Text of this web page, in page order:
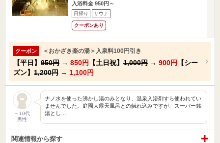
入浴料金 950円～
日帰り サウナ
クーポンあり
クーポン ＜おかざき楽の湯＞入泉料100円引き
【平日】 950円 → 850円 【土日祝】 1,000円 → 900円
【シー
ズン】 1,200円 → 1,100円
～10代
男性
ナノ水を使った沸かし湯のみとなり、温泉入浴剤すら使われてい
ませんでした。庭園大露天風呂との触れ込みですが、スーパー銭
湯とし…
関連情報から探す